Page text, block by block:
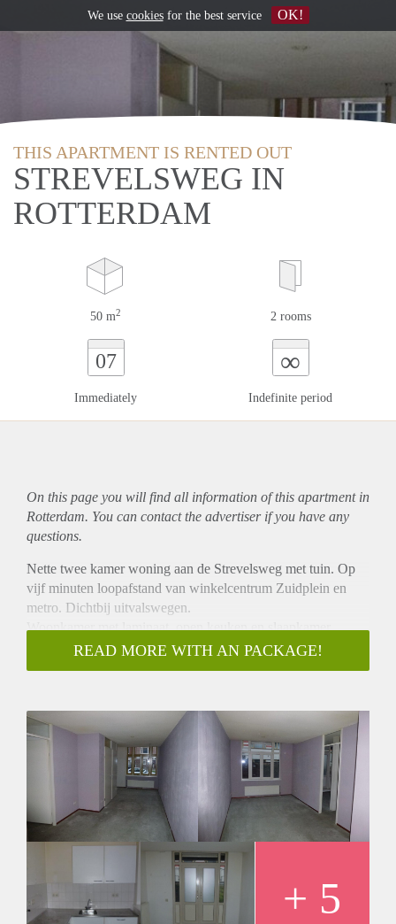
THIS APARTMENT IS RENTED OUT
STREVELSWEG IN
ROTTERDAM
50 m2 2 rooms
07
Immediately
∞
Indefinite period
On this page you will find all information of this apartmentin
Rotterdam. You can contact the advertiser if you have any
questions.
Nette twee kamer woning aan de Strevelsweg met tuin. Op
vijf minuten loopafstand van winkelcentrum Zuidplein en
metro. Dichtbij uitvalswegen.
Woonkamer met laminaat, open keuken en slaapkamer.
Douche en apart toilet. Tuin. In gehele appartement ligt een
laminaat vloer.
Indien u interesse heeft, stuurt u dan een mail naar
info@rent2you.nl en dan krijgt u info over de open huis
bezichtiging. Niet bellen aub!
READ MORE WITH AN PACKAGE!
+ 5
We use cookiesfor the best service OK!